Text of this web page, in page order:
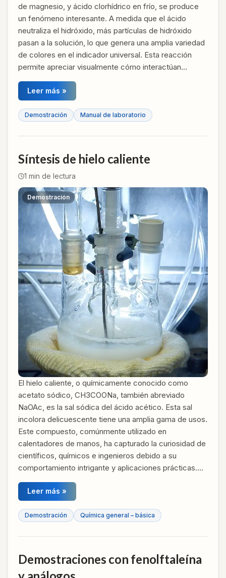
de magnesio, y ácido clorhídrico en frío, se produce
un fenómeno interesante. A medida que el ácido
neutraliza el hidróxido, más partículas de hidróxido
pasan a la solución, lo que genera una amplia variedad
de colores en el indicador universal. Esta reacción
permite apreciar visualmente cómo interactúan…
Leer más »
Demostración Manual de laboratorio
Síntesis de hielo caliente
1 min de lectura
Demostración
El hielo caliente, o químicamente conocido como
acetato sódico, CH3COONa, también abreviado
NaOAc, es la sal sódica del ácido acético. Esta sal
incolora delicuescente tiene una amplia gama de usos.
Este compuesto, comúnmente utilizado en
calentadores de manos, ha capturado la curiosidad de
científicos, químicos e ingenieros debido a su
comportamiento intrigante y aplicaciones prácticas….
Leer más »
Demostración Química general – básica
Demostraciones con fenolftaleína